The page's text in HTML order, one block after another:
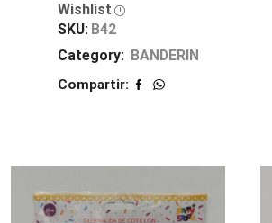
Wishlist
SKU: B42
Category: BANDERIN
Compartir: